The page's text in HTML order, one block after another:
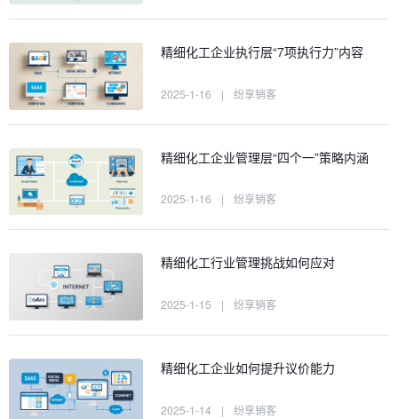
精细化工企业执行层“7项执行力”内容
2025-1-16 | 纷享销客
精细化工企业管理层“四个一”策略内涵
2025-1-16 | 纷享销客
精细化工行业管理挑战如何应对
2025-1-15 | 纷享销客
精细化工企业如何提升议价能力
2025-1-14 | 纷享销客